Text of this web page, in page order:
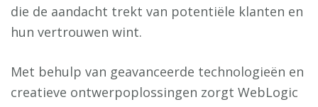
die de aandacht trekt van potentiële klanten en
hun vertrouwen wint.
Met behulp van geavanceerde technologieën en
creatieve ontwerpoplossingen zorgt WebLogic